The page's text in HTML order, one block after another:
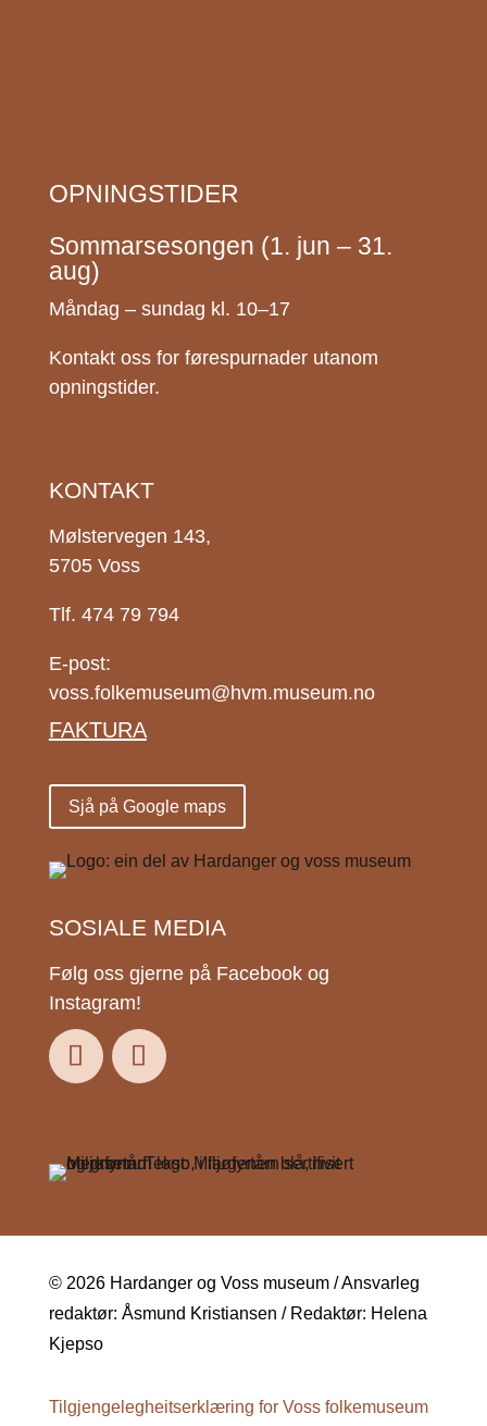
OPNINGSTIDER
Sommarsesongen (1. jun – 31.
aug)
Måndag – sundag kl. 10–17
Kontakt oss for førespurnader utanom
opningstider.
KONTAKT
Mølstervegen 143,
5705 Voss
Tlf. 474 79 794
E-post:
voss.folkemuseum@hvm.museum.no
FAKTURA
Sjå på Google maps
SOSIALE MEDIA
Følg oss gjerne på Facebook og
Instagram!
© 2026 Hardanger og Voss museum / Ansvarleg
redaktør: Åsmund Kristiansen / Redaktør: Helena
Kjepso
Tilgjengelegheitserklæring for Voss folkemuseum